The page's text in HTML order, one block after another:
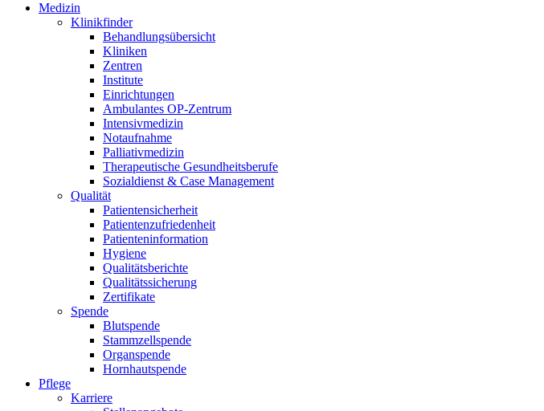
Medizin
Klinikfinder
Behandlungsübersicht
Kliniken
Zentren
Institute
Einrichtungen
Ambulantes OP-Zentrum
Intensivmedizin
Notaufnahme
Palliativmedizin
Therapeutische Gesundheitsberufe
Sozialdienst & Case Management
Qualität
Patientensicherheit
Patientenzufriedenheit
Patienteninformation
Hygiene
Qualitätsberichte
Qualitätssicherung
Zertifikate
Spende
Blutspende
Stammzellspende
Organspende
Hornhautspende
Pflege
Karriere